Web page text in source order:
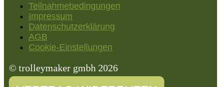
Teilnahmebedingungen
Impressum
Datenschutzerklärung
AGB
Cookie-Einstellungen
© trolleymaker gmbh 2026